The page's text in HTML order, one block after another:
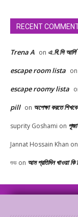
RECENT
Trena A on এ.বি.সি আর্লি
escape room lista on
escape roomy lista
pill on অপেক্ষা করতে
suprity Goshami on
Jannat Hossain Khan on
শুভ on আম প্রতিদিন খাওয়া কি